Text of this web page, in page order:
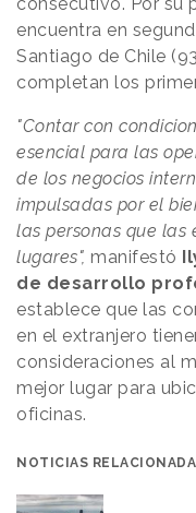
consecutivo. Por su
encuentra en
Santiago de Chile
completan los
"Contar con
esencial para las
de los negocios
impulsadas por el
las personas que las
lugares", manifestó
de desarrollo
establece que las
en el extranjero
consideraciones al
mejor lugar para
oficinas.
NOTICIAS